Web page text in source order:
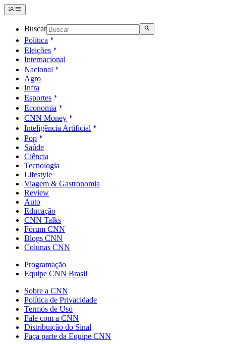
Buscar
Política
Eleições
Internacional
Nacional
Agro
Infra
Esportes
Economia
CNN Money
Inteligência Artificial
Pop
Saúde
Ciência
Tecnologia
Lifestyle
Viagem & Gastronomia
Review
Auto
Educação
CNN Talks
Fórum CNN
Blogs CNN
Colunas CNN
Programação
Equipe CNN Brasil
Sobre a CNN
Política de Privacidade
Termos de Uso
Fale com a CNN
Distribuição do Sinal
Faça parte da Equipe CNN